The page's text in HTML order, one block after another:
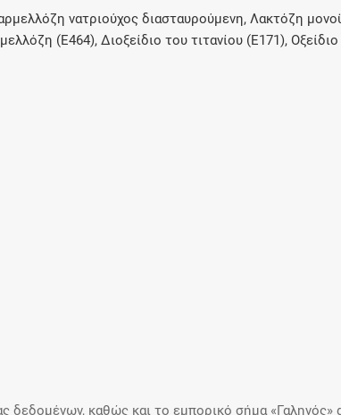
νατριούχος διασταυρούμενη, Λακτόζη
(Ε464), Διοξείδιο του τιτανίου (E171),
δεδομένων, καθώς και το εμπορικό σήμα «Γαληνός»